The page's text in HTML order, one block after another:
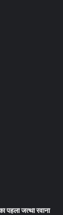
पहला जत्था रवाना